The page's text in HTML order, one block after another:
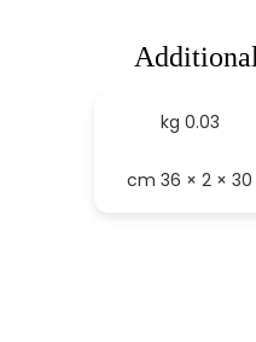
0.03 kg
30 × 2 × 36 cm